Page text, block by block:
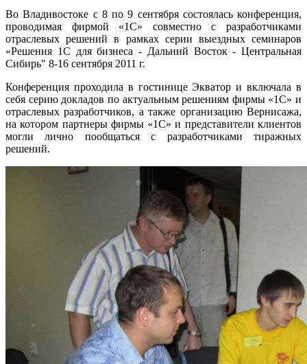
Во Владивостоке с 8 по 9 сентября состоялась конференция,
проводимая фирмой «1С» совместно с разработчиками
отраслевых решений в рамках серии выездных семинаров
«Решения 1С для бизнеса - Дальний Восток - Центральная
Сибирь" 8-16 сентября 2011 г.
Конференция проходила в гостинице Экватор и включала в
себя серию докладов по актуальным решениям фирмы «1С» и
отраслевых разработчиков, а также организацию Вернисажа,
на котором партнеры фирмы «1С» и представители клиентов
могли лично пообщаться с разработчиками тиражных
решений.